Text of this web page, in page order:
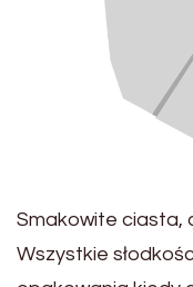
Smakowite ciasta,
Wszystkie